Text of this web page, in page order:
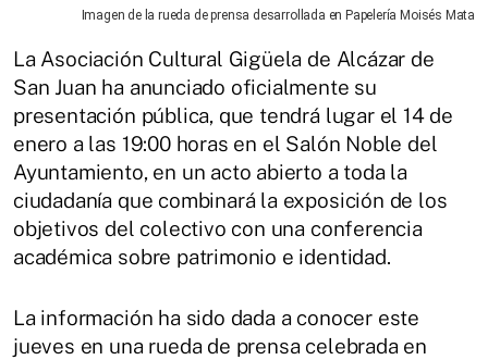
Imagen de la rueda de prensa desarrollada en Papelería Moisés Mata
La Asociación Cultural Gigüela de Alcázar de
San Juan ha anunciado oficialmente su
presentación pública, que tendrá lugar el 14 de
enero a las 19:00 horas en el Salón Noble del
Ayuntamiento, en un acto abierto a toda la
ciudadanía que combinará la exposición de los
objetivos del colectivo con una conferencia
académica sobre patrimonio e identidad.
La información ha sido dada a conocer este
jueves en una rueda de prensa celebrada en